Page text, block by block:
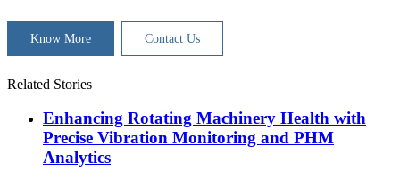
Know More Contact Us
Related Stories
Enhancing Rotating Machinery Health with
Precise Vibration Monitoring and PHM
Analytics